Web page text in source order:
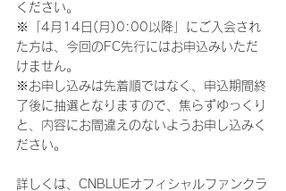
ください。
※「4月14日(月)0:00以降」にご入会され
た方は、今回のFC先行にはお申込みいただ
けません。
※お申し込みは先着順ではなく、申込期間終
了後に抽選となりますので、焦らずゆっくり
と、内容にお間違えのないようお申し込みく
ださい。
詳しくは、CNBLUEオフィシャルファンクラ